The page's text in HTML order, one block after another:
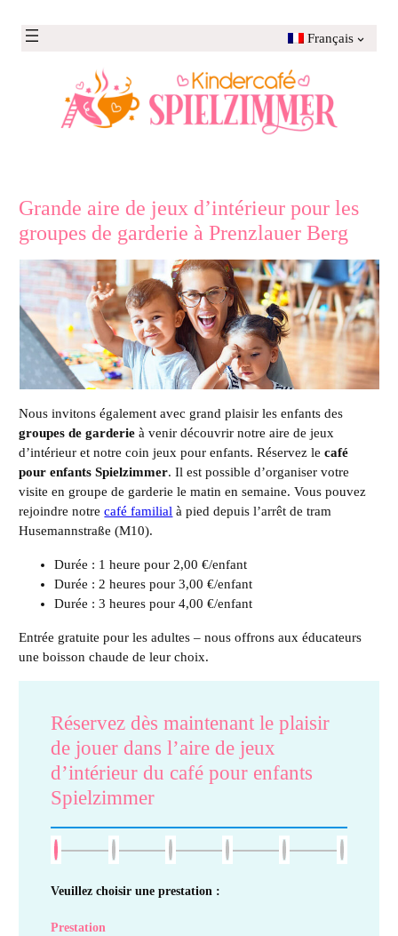
Français
Grande aire de jeux d’intérieur pour les
groupes de garderie à Prenzlauer Berg
Nous invitons également avec grand plaisir les enfants des
groupes de garderie à venir découvrir notre aire de jeux
d’intérieur et notre coin jeux pour enfants. Réservez lecafé
pour enfants Spielzimmer. Il est possible d’organiser votre
visite en groupe de garderie le matin en semaine. Vous pouvez
rejoindre notrecafé familial à pied depuis l’arrêt de tram
Husemannstraße (M10).
Durée : 1 heure pour 2,00 €/enfant
Durée : 2 heures pour 3,00 €/enfant
Durée : 3 heures pour 4,00 €/enfant
Entrée gratuite pour les adultes – nous offrons aux éducateurs
une boisson chaude de leur choix.
Réservez dès maintenant le plaisir
de jouer dans l’aire de jeux
d’intérieur du café pour enfants
Spielzimmer
Veuillez choisir une prestation :
Prestation